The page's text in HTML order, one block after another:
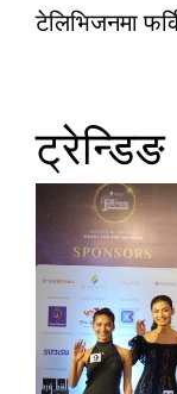
टेलिभिजनमा
ट्रेन्डिङ